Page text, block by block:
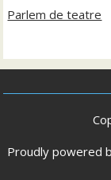
Parlem de teatre
Proudly powered